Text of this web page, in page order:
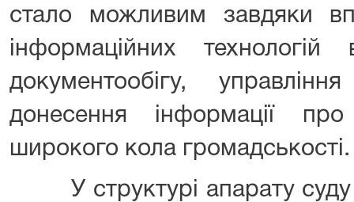
стало можливим завдяки
інформаційних технологій
документообігу,
донесення інформації
широкого кола громадськості.
У структурі апарату суду